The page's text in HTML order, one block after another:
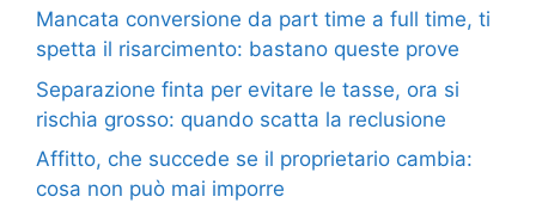
Mancata conversione da part time a full time, ti
spetta il risarcimento: bastano queste prove
Separazione finta per evitare le tasse, ora si
rischia grosso: quando scatta la reclusione
Affitto, che succede se il proprietario cambia:
cosa non può mai imporre